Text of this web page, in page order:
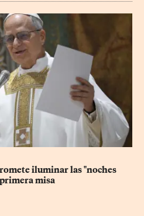
iluminar las "noches
misa